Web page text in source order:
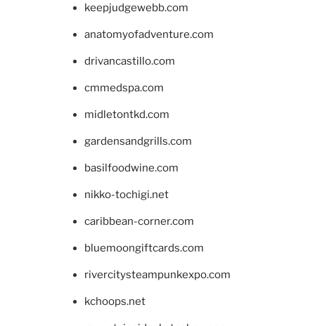
keepjudgewebb.com
anatomyofadventure.com
drivancastillo.com
cmmedspa.com
midletontkd.com
gardensandgrills.com
basilfoodwine.com
nikko-tochigi.net
caribbean-corner.com
bluemoongiftcards.com
rivercitysteampunkexpo.com
kchoops.net